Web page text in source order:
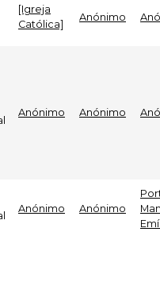
[Igreja
Católica]
Anónimo
Anónimo Anónimo
Anónimo Anónimo